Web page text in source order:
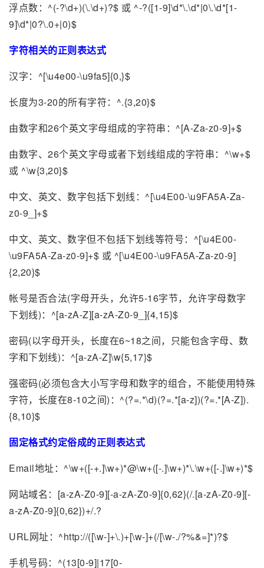
浮点数：^(-?\d+)(\.\d+)?$ 或 ^-?([1-9]\d*\.\d*|0\.\d*[1-
9]\d*|0?\.0+|0)$
字符相关的正则表达式
汉字：^[\u4e00-\u9fa5]{0,}$
长度为3-20的所有字符：^.{3,20}$
由数字和26个英文字母组成的字符串：^[A-Za-z0-9]+$
由数字、26个英文字母或者下划线组成的字符串：^\w+$
或 ^\w{3,20}$
中文、英文、数字包括下划线：^[\u4E00-\u9FA5A-Za-
z0-9_]+$
中文、英文、数字但不包括下划线等符号：^[\u4E00-
\u9FA5A-Za-z0-9]+$ 或 ^[\u4E00-\u9FA5A-Za-z0-9]
{2,20}$
帐号是否合法(字母开头，允许5-16字节，允许字母数字
下划线)：^[a-zA-Z][a-zA-Z0-9_]{4,15}$
密码(以字母开头，长度在6~18之间，只能包含字母、数
字和下划线)：^[a-zA-Z]\w{5,17}$
强密码(必须包含大小写字母和数字的组合，不能使用特殊
字符，长度在8-10之间)：^(?=.*\d)(?=.*[a-z])(?=.*[A-Z]).
{8,10}$
固定格式约定俗成的正则表达式
Email地址：^\w+([-+.]\w+)*@\w+([-.]\w+)*\.\w+([-.]\w+)*$
网站域名：[a-zA-Z0-9][-a-zA-Z0-9]{0,62}(/.[a-zA-Z0-9][-
a-zA-Z0-9]{0,62})+/.?
URL网址：^http://([\w-]+\.)+[\w-]+(/[\w-./?%&=]*)?$
手机号码：^(13[0-9]|17[0-